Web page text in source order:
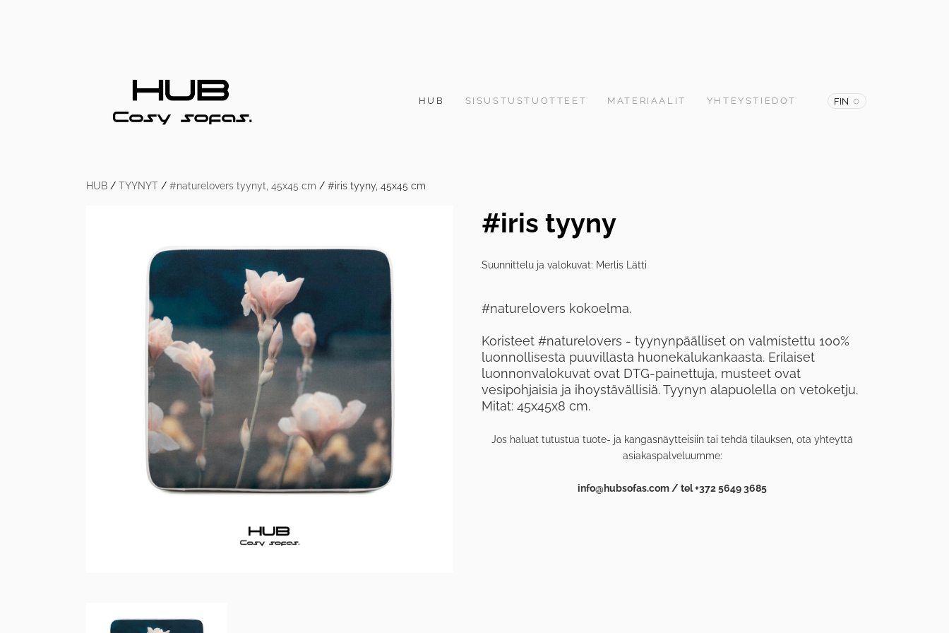
HUB SISUSTUSTUOTTEET MATERIAALIT YHTEYSTIEDOT FIN
HUB / TYYNYT / #naturelovers tyynyt, 45x45 cm / #iris tyyny, 45x45 cm
#iris tyyny
Suunnittelu ja valokuvat: Merlis Lätti
#naturelovers kokoelma.
Koristeet #naturelovers - tyynynpäälliset on valmistettu 100%
luonnollisesta puuvillasta huonekalukankaasta. Erilaiset
luonnonvalokuvat ovat DTG-painettuja, musteet ovat
vesipohjaisia ​​ja ihoystävällisiä. Tyynyn alapuolella on vetoketju.
Mitat: 45x45x8 cm.
Jos haluat tutustua tuote- ja kangasnäytteisiin tai tehdä tilauksen, ota yhteyttä
asiakaspalveluumme:
info@hubsofas.com / tel +372 5649 3685